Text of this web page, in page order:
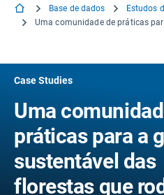
Base de dados
Estudos
Case Studies
Uma
práticas para a
sustentável das
florestas que